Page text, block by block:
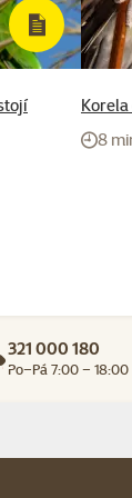
8
321 000 180
Po–Pá 7:00 – 18:00